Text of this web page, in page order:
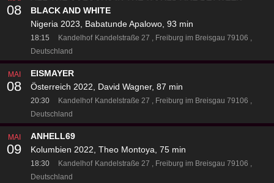
08
BLACK AND WHITE
Nigeria 2023, Babatunde Apalowo, 93 min
18:15 Kandelhof Kandelstraße 27
Freiburg im Breisgau 79106
Deutschland
MAI
08
EISMAYER
Österreich 2022, David Wagner, 87 min
20:30 Kandelhof Kandelstraße 27
Freiburg im Breisgau 79106
Deutschland
MAI
09
ANHELL69
Kolumbien 2022, Theo Montoya, 75 min
18:30 Kandelhof Kandelstraße 27
Freiburg im Breisgau 79106
Deutschland